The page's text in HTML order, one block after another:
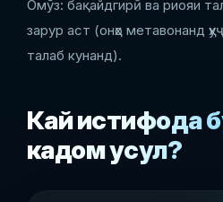
Омӯз: бақайдгирӣ ва риояи
зарур аст (онҳо метавонанд
талаб кунанд).
Кай истифода
кадом усул?